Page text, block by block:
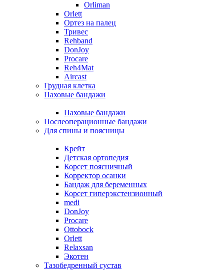
Orliman
Orlett
Ортез на палец
Тривес
Rehband
DonJoy
Procare
Reh4Mat
Aircast
Грудная клетка
Паховые бандажи
Паховые бандажи
Послеоперационные бандажи
Для спины и поясницы
Крейт
Детская ортопедия
Корсет поясничный
Корректор осанки
Бандаж для беременных
Корсет гиперэкстензионный
medi
DonJoy
Procare
Ottobock
Orlett
Relaxsan
Экотен
Тазобедренный сустав